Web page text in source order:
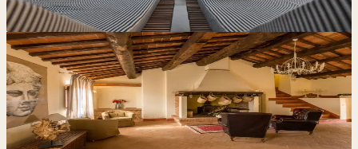
Caso Studio 6 min di lettura
Meno Dipendenza dalle OTA per Le Torri di Porsenna: Più
Prenotazioni Dirette, Meno Commissioni